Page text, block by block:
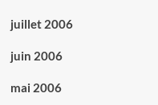
juillet 2006
juin 2006
mai 2006